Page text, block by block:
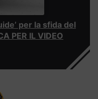
per la sfida del
PER IL VIDEO